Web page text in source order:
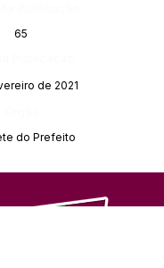
65
de 2021
do Prefeito